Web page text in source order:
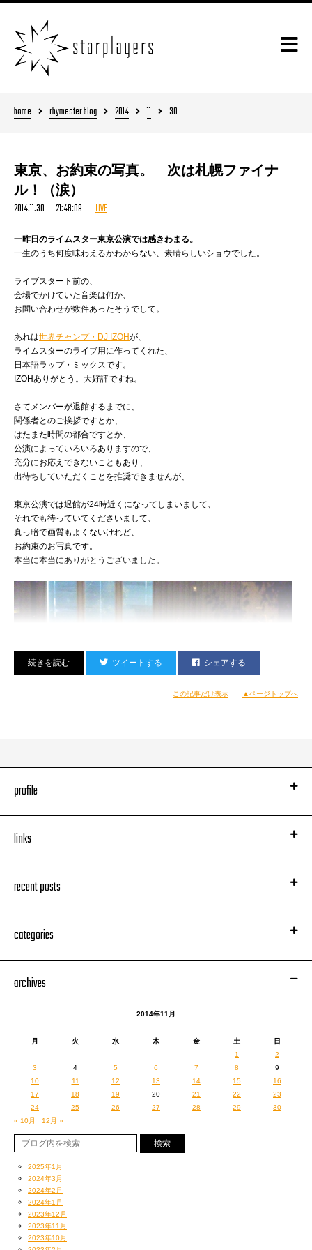
home rhymester blog 2014 11 30
東京、お約束の写真。 次は札幌ファイナ
ル！（涙）
2014.11.30 21:48:09 LIVE
一昨日のライムスター東京公演では感きわまる。
一生のうち何度味わえるかわからない、素晴らしいショウでした。
ライブスタート前の、
会場でかけていた音楽は何か、
お問い合わせが数件あったそうでして。
あれは世界チャンプ・DJ IZOHが、
ライムスターのライブ用に作ってくれた、
日本語ラップ・ミックスです。
IZOHありがとう。大好評ですね。
さてメンバーが退館するまでに、
関係者とのご挨拶ですとか、
はたまた時間の都合ですとか、
公演によっていろいろありますので、
充分にお応えできないこともあり、
出待ちしていただくことを推奨できませんが、
東京公演では退館が24時近くになってしまいまして、
それでも待っていてくださいまして、
真っ暗で画質もよくないけれど、
お約束のお写真です。
本当に本当にありがとうございました。
次は札幌ファイナル。
ツアーは残り、ラスト札幌。 ああ、寂し。ファイナルまであと7日。
KING OF STAGE VOL. 11 ～ The R Release Tour 2014 ～
e+（イープラス）
[PC/携帯]
好評ツアーグッズの詳細はコチラの記事（
2014年11月4日（火） 川崎 CLUB CITTA’・特別追加公演（公開リハーサ
ル）
18:00 Open / 19:00 Start
チッタワークス：044-276-8841
ツイートする シェアする
この記事だけ表示 ▲ページトップへ
profile
links
recent posts
categories
archives
2014年11月
月 火 水 木 金 土
日
1
2
3
4 5 6 7 8
9
10
11 12 13 14 15
16
17
18 19 20 21 22
23
24
25 26 27 28 29
30
« 10月
12月 »
2025年1月
2024年3月
2024年2月
2024年1月
2023年12月
2023年11月
2023年10月